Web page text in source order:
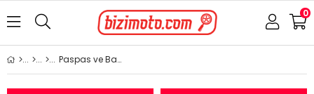
0
Paspas ve Bagaj Havuzu